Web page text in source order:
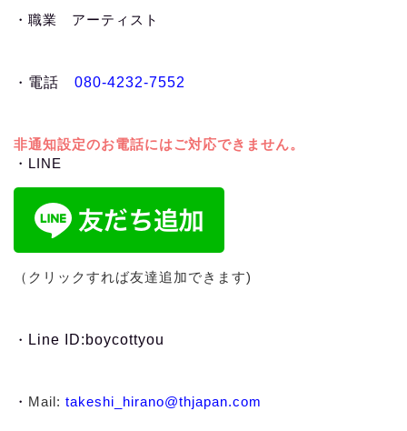
・職業 アーティスト
・ 電話 080-4232-7552
非通知設定のお電話にはご対応できません。
・LINE
（クリックすれば友達追加できます)
・ Line ID:boycottyou
・ Mail: takeshi_hirano@thjapan.com